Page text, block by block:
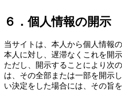
６．個人情報の開示
当サイトは、本人から個人情報
本人に対し、遅滞なくこれを開示
ただし、開示することにより次
は、その全部または一部を開示
い決定をした場合には、その旨